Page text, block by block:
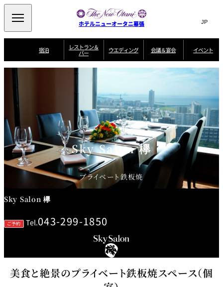
ホテルニューオータニ幕張 Search
サ
ト
内
検
窓
を
開
閉
言
切
替
え
メ
ニ
を
開
閉
JP(日本語)
EN
Select Language▼
宿泊
覧
ニューオータニク
ラブ会員限定
スイートご宿泊特
典
誕生日や記念日の
お祝いに
～アニバーサリー
～
朝食
～BREAKFAST～
ルームサービス
～ROOM SERVICE
～
る
ご
レストラン＆
バー
ビュッフェ
ザ・ラウンジ
SATSUKI
季処（日本料理）
千羽鶴 山茶花 一心
中国料理
鉄板焼
Sky Salon 欅
ウエディング
エ
デ
ィ
ン
グ
コンセプト
挙式 披露宴 料理・ケーキ
ウエディングスト
ーリー 独立型邸宅 資料請求
よくあるご質問
ホテルへのアクセ
ス
会議＆宴会
会
議
＆
宴
会
選ばれる理由 覧
プ
覧
記念日・お祝いで
のご利用に
テイク
特
典
と
オ
プ
シ
イベント
Sky Salon 欅
プライベート鉄板焼
Sky Salon 欅
ご予約 Tel.043-299-1850
美食と絶景のプライベート鉄板焼スペース（個